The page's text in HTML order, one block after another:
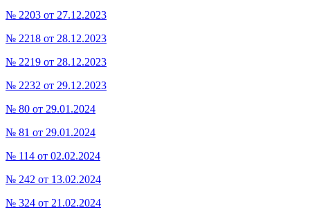
№ 2203 от 27.12.2023
№ 2218 от 28.12.2023
№ 2219 от 28.12.2023
№ 2232 от 29.12.2023
№ 80 от 29.01.2024
№ 81 от 29.01.2024
№ 114 от 02.02.2024
№ 242 от 13.02.2024
№ 324 от 21.02.2024